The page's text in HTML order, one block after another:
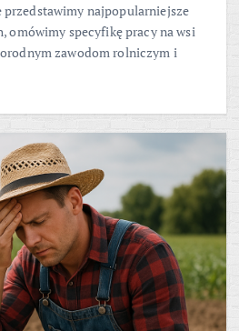
przedstawimy najpopularniejsze
omówimy specyfikę pracy na wsi
zawodom rolniczym i